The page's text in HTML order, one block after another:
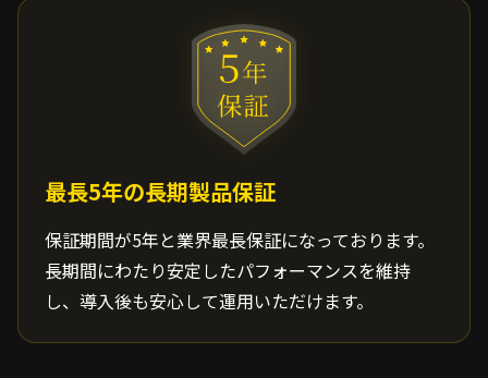
最長5年の長期製品保証
保証期間が5年と業界最長保証になっております。
長期間にわたり安定したパフォーマンスを維持
し、導入後も安心して運用いただけます。